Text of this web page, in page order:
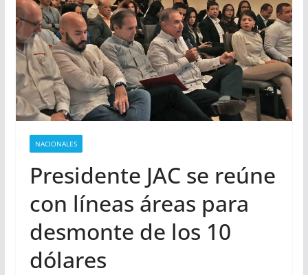
NACIONALES
Presidente JAC se reúne
con líneas áreas para
desmonte de los 10
dólares